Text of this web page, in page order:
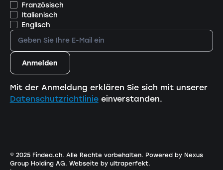
Französisch
Italienisch
Englisch
Mit der Anmeldung erklären Sie sich mit unserer
Datenschutzrichtlinieeinverstanden.
© 2025 Findea.ch. Alle Rechte vorbehalten. Powered by Nexus
Group Holding AG. Webseite by ultraperfekt.